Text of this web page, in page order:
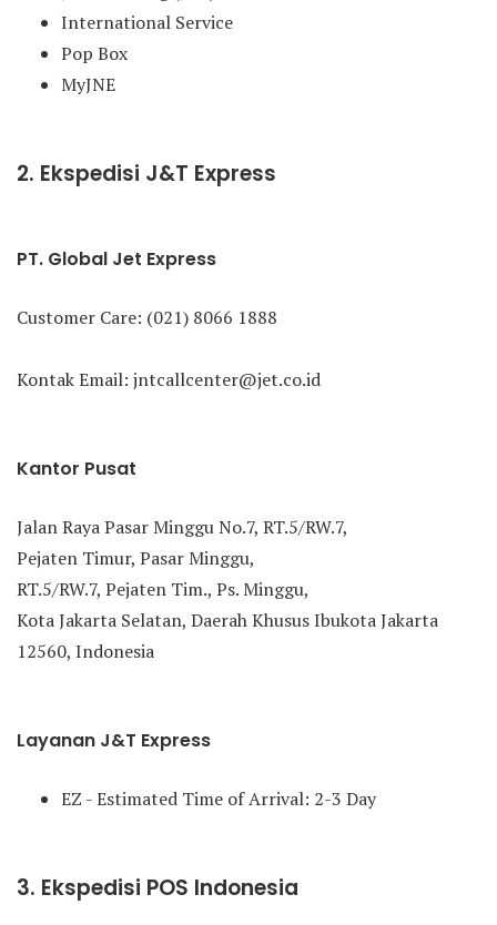
International Service
Pop Box
MyJNE
2. Ekspedisi J&T Express
PT. Global Jet Express
Customer Care: (021) 8066 1888
Kontak Email: jntcallcenter@jet.co.id
Kantor Pusat
Jalan Raya Pasar Minggu No.7, RT.5/RW.7,
Pejaten Timur, Pasar Minggu,
RT.5/RW.7, Pejaten Tim., Ps. Minggu,
Kota Jakarta Selatan, Daerah Khusus Ibukota Jakarta
12560, Indonesia
Layanan J&T Express
EZ - Estimated Time of Arrival: 2-3 Day
3. Ekspedisi POS Indonesia